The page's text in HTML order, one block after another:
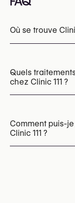
Où se trouve
Quels
chez Clinic 111 ?
Comment puis-
Clinic 111 ?